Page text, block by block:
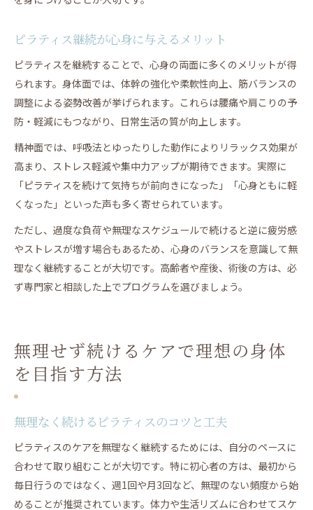
ピラティス継続が心身に与えるメリット
ピラティスを継続することで、心身の両面に多くのメリットが得
られます。身体面では、体幹の強化や柔軟性向上、筋バランスの
調整による姿勢改善が挙げられます。これらは腰痛や肩こりの予
防・軽減にもつながり、日常生活の質が向上します。
精神面では、呼吸法とゆったりした動作によりリラックス効果が
高まり、ストレス軽減や集中力アップが期待できます。実際に
「ピラティスを続けて気持ちが前向きになった」「心身ともに軽
くなった」といった声も多く寄せられています。
ただし、過度な負荷や無理なスケジュールで続けると逆に疲労感
やストレスが増す場合もあるため、心身のバランスを意識して無
理なく継続することが大切です。高齢者や産後、術後の方は、必
ず専門家と相談した上でプログラムを選びましょう。
無理せず続けるケアで理想の身体
を目指す方法
無理なく続けるピラティスのコツと工夫
ピラティスのケアを無理なく継続するためには、自分のペースに
合わせて取り組むことが大切です。特に初心者の方は、最初から
毎日行うのではなく、週1回や月3回など、無理のない頻度から始
めることが推奨されています。体力や生活リズムに合わせてスケ